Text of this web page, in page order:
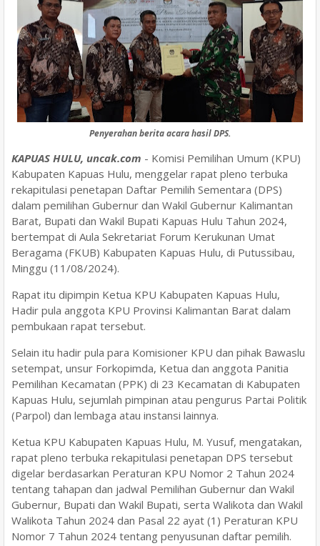
Penyerahan berita acara hasil DPS.
KAPUAS HULU, uncak.com - Komisi Pemilihan Umum (KPU)
Kabupaten Kapuas Hulu, menggelar rapat pleno terbuka
rekapitulasi penetapan Daftar Pemilih Sementara (DPS)
dalam pemilihan Gubernur dan Wakil Gubernur Kalimantan
Barat, Bupati dan Wakil Bupati Kapuas Hulu Tahun 2024,
bertempat di Aula Sekretariat Forum Kerukunan Umat
Beragama (FKUB) Kabupaten Kapuas Hulu, di Putussibau,
Minggu (11/08/2024).
Rapat itu dipimpin Ketua KPU Kabupaten Kapuas Hulu,
Hadir pula anggota KPU Provinsi Kalimantan Barat dalam
pembukaan rapat tersebut.
Selain itu hadir pula para Komisioner KPU dan pihak Bawaslu
setempat, unsur Forkopimda, Ketua dan anggota Panitia
Pemilihan Kecamatan (PPK) di 23 Kecamatan di Kabupaten
Kapuas Hulu, sejumlah pimpinan atau pengurus Partai Politik
(Parpol) dan lembaga atau instansi lainnya.
Ketua KPU Kabupaten Kapuas Hulu, M. Yusuf, mengatakan,
rapat pleno terbuka rekapitulasi penetapan DPS tersebut
digelar berdasarkan Peraturan KPU Nomor 2 Tahun 2024
tentang tahapan dan jadwal Pemilihan Gubernur dan Wakil
Gubernur, Bupati dan Wakil Bupati, serta Walikota dan Wakil
Walikota Tahun 2024 dan Pasal 22 ayat (1) Peraturan KPU
Nomor 7 Tahun 2024 tentang penyusunan daftar pemilih.